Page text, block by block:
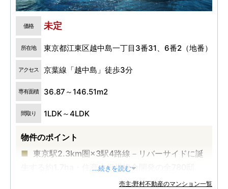
価格 未定
所在地 東京都江東区越中島一丁目3番31、6番2（地番）
アクセス 京葉線「越中島」徒歩3分
専有面積 36.87～146.51m2
間取り 1LDK～4LDK
物件のポイント
東京駅2.3km圏×3駅4路線－リバーサイドに誕
生する約1.7ha・住商大規模複合開発の全780邸
京葉線「越中島」駅徒歩3分、東西線・都営大
...続きを読む
売主:野村不動産のマンション一覧